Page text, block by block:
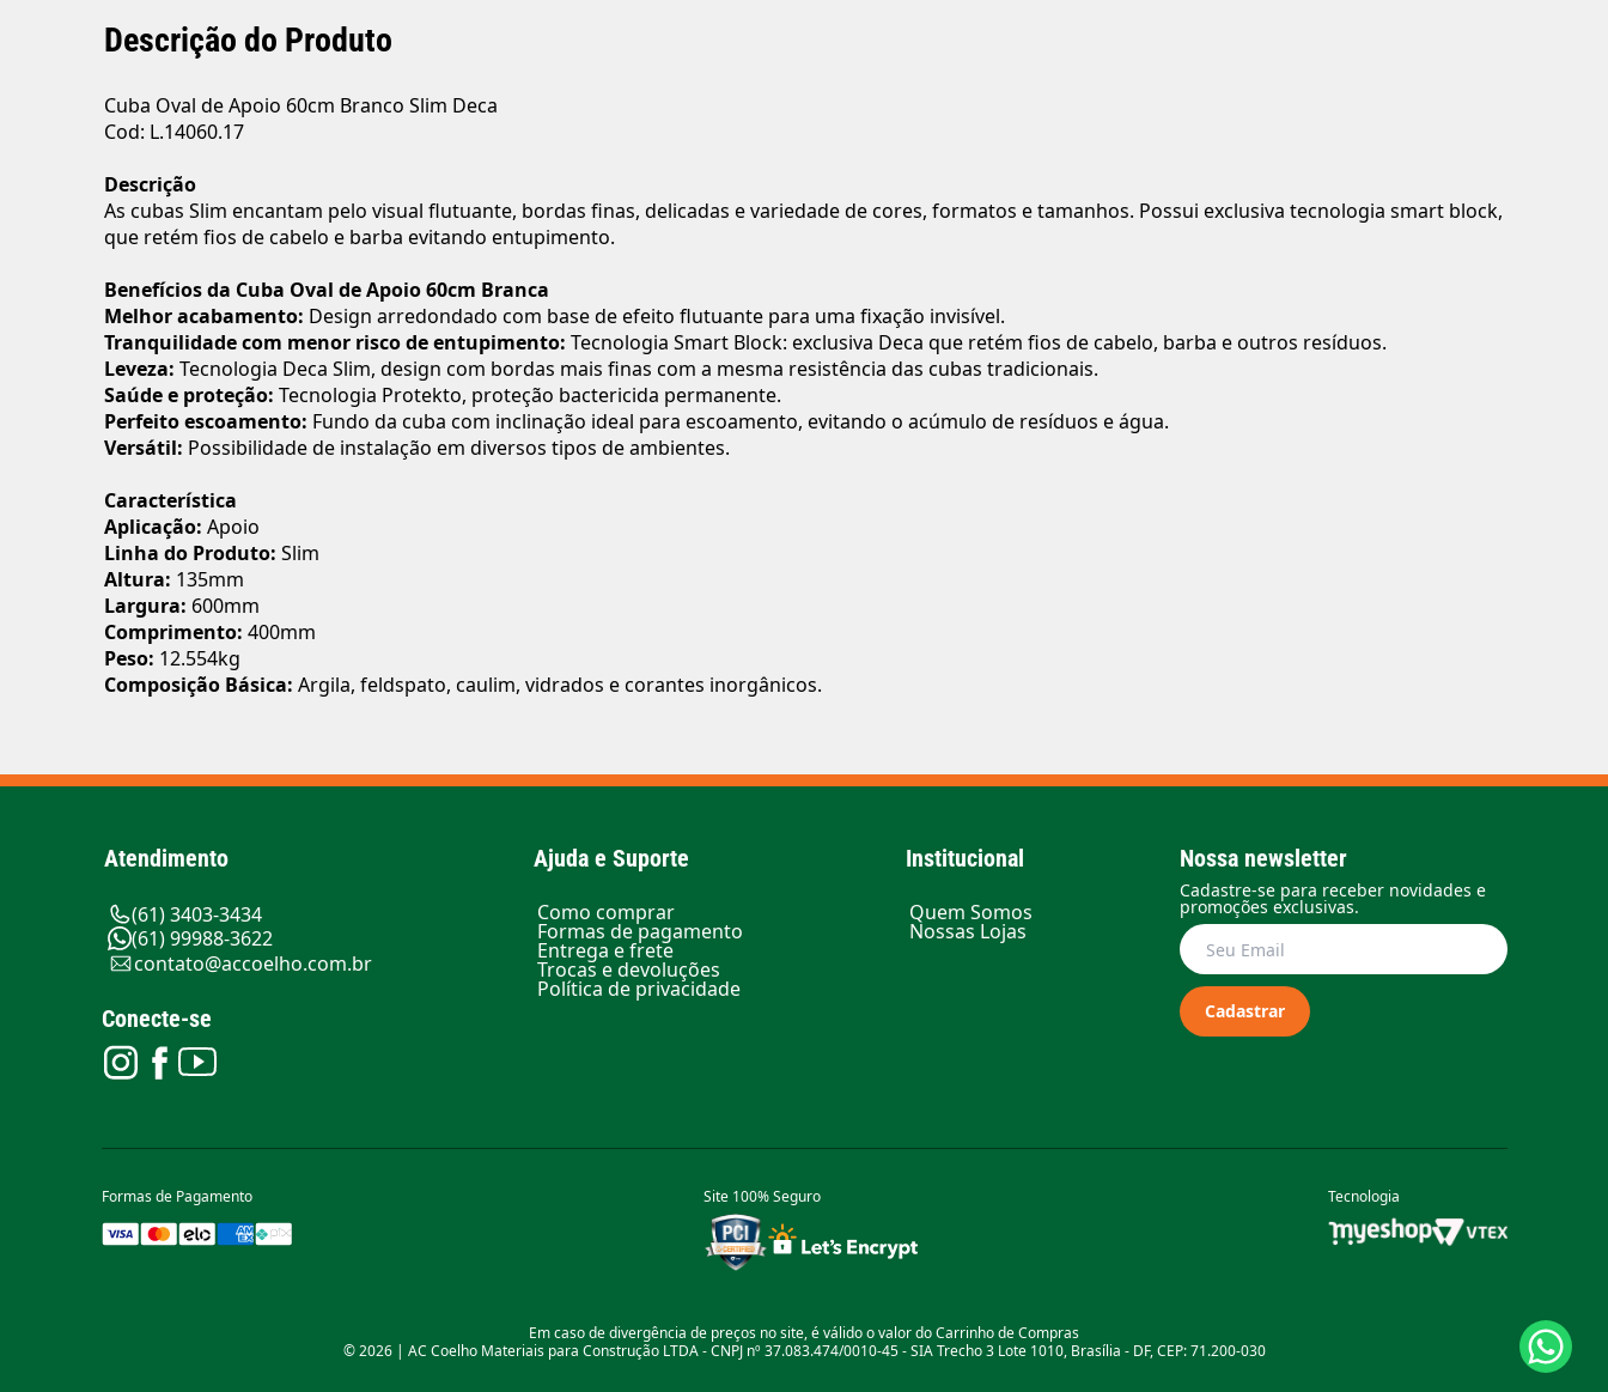
Descrição do Produto
Cuba Oval de Apoio 60cm Branco Slim Deca
Cod: L.14060.17
Descrição
As cubas Slim encantam pelo visual flutuante, bordas finas, delicadas e variedade de cores, formatos e tamanhos. Possui exclusiva tecnologia smart block,
que retém fios de cabelo e barba evitando entupimento.
Benefícios da Cuba Oval de Apoio 60cm Branca
Melhor acabamento: Design arredondado com base de efeito flutuante para uma fixação invisível.
Tranquilidade com menor risco de entupimento: Tecnologia Smart Block: exclusiva Deca que retém fios de cabelo, barba e outros resíduos.
Leveza: Tecnologia Deca Slim, design com bordas mais finas com a mesma resistência das cubas tradicionais.
Saúde e proteção: Tecnologia Protekto, proteção bactericida permanente.
Perfeito escoamento: Fundo da cuba com inclinação ideal para escoamento, evitando o acúmulo de resíduos e água.
Versátil: Possibilidade de instalação em diversos tipos de ambientes.
Característica
Aplicação: Apoio
Linha do Produto: Slim
Altura: 135mm
Largura: 600mm
Comprimento: 400mm
Peso: 12.554kg
Composição Básica: Argila, feldspato, caulim, vidrados e corantes inorgânicos.
Atendimento
(61) 3403-3434
(61) 99988-3622
contato@accoelho.com.br
Conecte-se
Ajuda e Suporte
Como comprar
Formas de pagamento
Entrega e frete
Trocas e devoluções
Política de privacidade
Institucional
Quem Somos
Nossas Lojas
Nossa newsletter
Cadastre-se para receber novidades e
promoções exclusivas.
Cadastrar
Formas de Pagamento Site 100% Seguro Tecnologia
Em caso de divergência de preços no site, é válido o valor do Carrinho de Compras
© 2026 | AC Coelho Materiais para Construção LTDA - CNPJ nº 37.083.474/0010-45 - SIA Trecho 3 Lote 1010, Brasília - DF, CEP: 71.200-030